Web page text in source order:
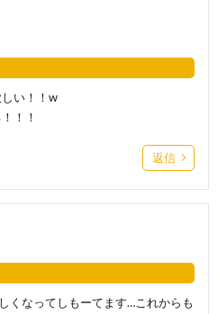
い！！w
！！
返信
くなってしもーてます…これからも